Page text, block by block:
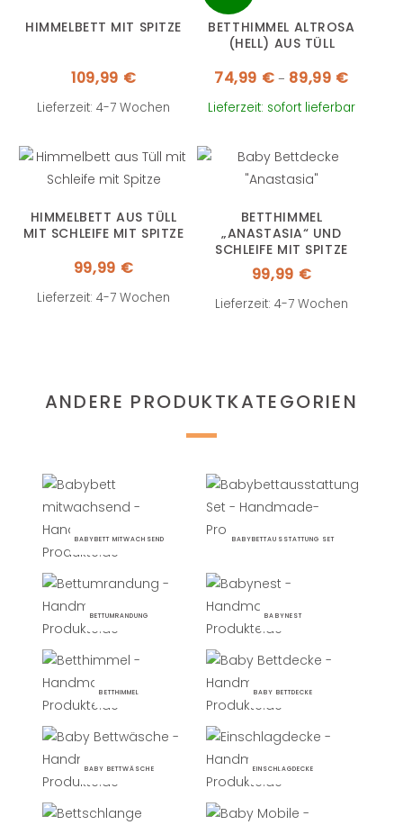
HIMMELBETT MIT SPITZE
109,99 €
Lieferzeit: 4-7 Wochen
BETTHIMMEL ALTROSA
(HELL) AUS TÜLL
74,99 € – 89,99 €
89,99 €
Lieferzeit: sofort lieferbar
HIMMELBETT AUS TÜLL
MIT SCHLEIFE MIT SPITZE
99,99 €
Lieferzeit: 4-7 Wochen
BETTHIMMEL
„ANASTASIA“ UND
SCHLEIFE MIT SPITZE
99,99 €
Lieferzeit: 4-7 Wochen
ANDERE PRODUKTKATEGORIEN
BABYBETT MITWACHSEND BABYBETTAUSSTATTUNG SET
BETTUMRANDUNG BABYNEST
BETTHIMMEL BABY BETTDECKE
BABY BETTWÄSCHE EINSCHLAGDECKE